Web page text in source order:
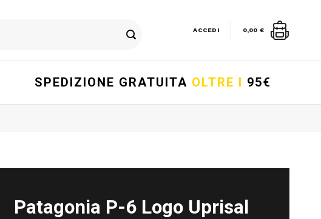
ACCEDI 0,00 €
SPEDIZIONE GRATUITA OLTRE I 95€
Patagonia P-6 Logo Uprisal